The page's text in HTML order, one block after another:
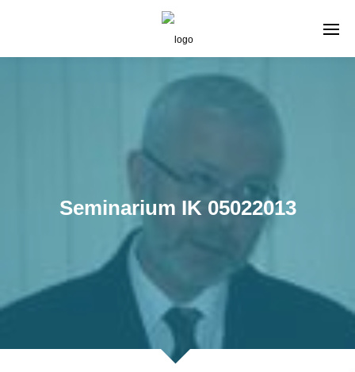
Seminarium IK 05022013